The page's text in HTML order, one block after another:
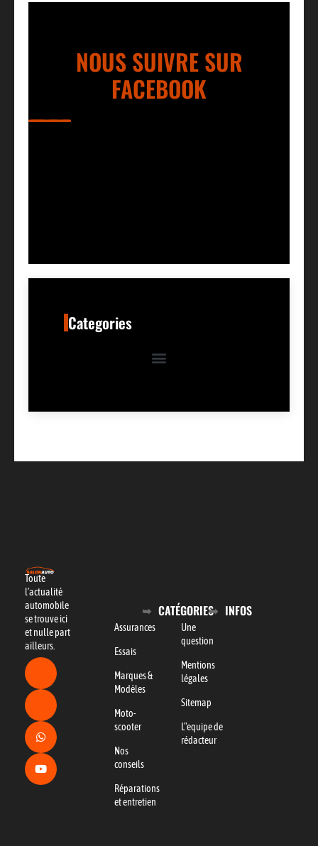
NOUS SUIVRE SUR
FACEBOOK
Categories
Toute
l’actualité
automobile
se trouve ici
et nulle part
ailleurs.
CATÉGORIES
Assurances
Essais
Marques &
Modèles
Moto-
scooter
Nos
conseils
Réparations
et entretien
INFOS
Une
question
Mentions
légales
Sitemap
L"equipe de
rédacteur